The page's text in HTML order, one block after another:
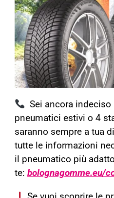
Sei ancora
pneumatici estivi o 4
saranno sempre a tua
tutte le informazioni
il pneumatico più
te: bolognagomme.eu/